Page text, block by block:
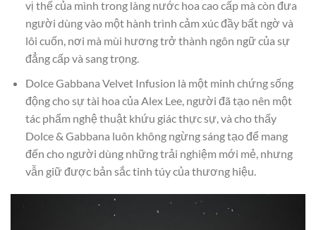
vị thế của mình trong làng nước hoa cao cấp mà còn đưa
người dùng vào một hành trình cảm xúc đầy bất ngờ và
lôi cuốn, nơi mà mùi hương trở thành ngôn ngữ của sự
đẳng cấp và sang trọng.
Dolce Gabbana Velvet Infusion là một minh chứng sống
động cho sự tài hoa của Alex Lee, người đã tạo nên một
tác phẩm nghệ thuật khứu giác thực sự, và cho thấy
Dolce & Gabbana luôn không ngừng sáng tạo để mang
đến cho người dùng những trải nghiệm mới mẻ, nhưng
vẫn giữ được bản sắc tinh túy của thương hiệu.